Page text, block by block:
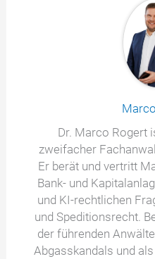
Dr. Marco Rogert
zweifacher
Er berät und vertritt
Bank- und
und KI-rechtlichen
und Speditionsrecht.
der führenden
Abgasskandals und